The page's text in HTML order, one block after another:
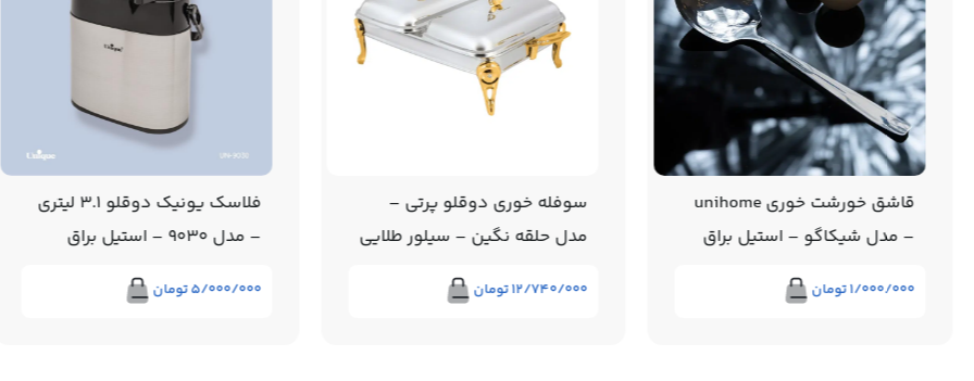
قاشق خورشت خوری unihome
– مدل شیکاگو – استیل براق
۱/۰۰۰/۰۰۰تومان
سوفله خوری دوقلو پرتی –
مدل حلقه نگین – سیلور طلایی
۱۲/۷۴۰/۰۰۰تومان
فلاسک یونیک دوقلو 3.1 لیتری
– مدل 9030 – استیل براق
۵/۰۰۰/۰۰۰تومان